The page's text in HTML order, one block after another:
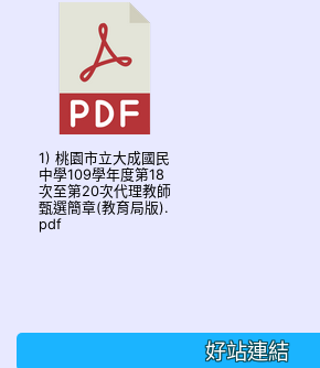
1) 桃園市立大成國民
中學109學年度第18
次至第20次代理教師
甄選簡章(教育局版).
pdf
好站連結